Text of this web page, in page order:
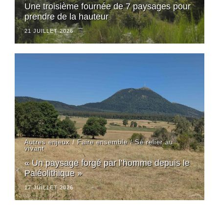
Une troisième fournée de 7 paysages pour
prendre de la hauteur
21 JUILLET 2026
Autres enjeux/Faire ensemble/Se relier au
vivant
« Un paysage forgé par l’homme depuis le
Paléolithique »
17 JUILLET 2026